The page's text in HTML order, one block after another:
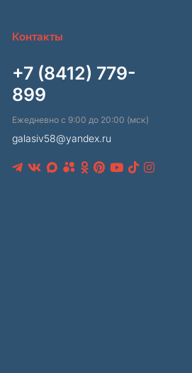
Контакты
+7 (8412) 779-
899
Ежедневно с 9:00 до 20:00 (мск)
galasiv58@yandex.ru